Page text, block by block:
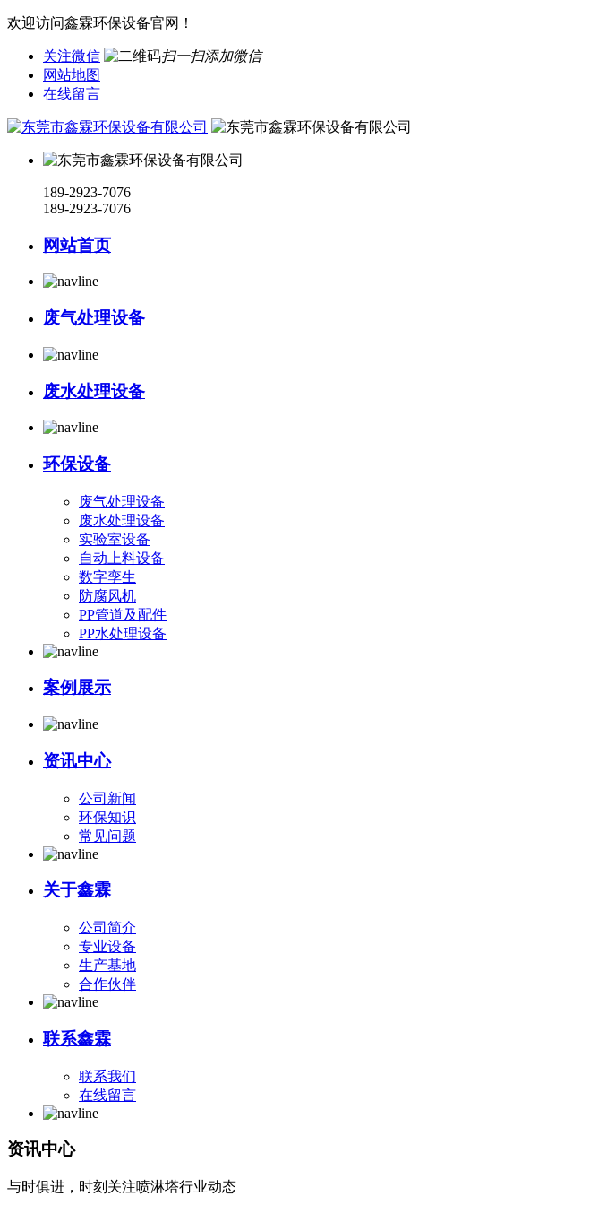
欢迎访问鑫霖环保设备官网！
关注微信
扫一扫添加微信
网站地图
在线留言
189-2923-7076
189-2923-7076
网站首页
废气处理设备
废水处理设备
环保设备
废气处理设备
废水处理设备
实验室设备
自动上料设备
数字孪生
防腐风机
PP管道及配件
PP水处理设备
案例展示
资讯中心
公司新闻
环保知识
常见问题
关于鑫霖
公司简介
专业设备
生产基地
合作伙伴
联系鑫霖
联系我们
在线留言
资讯中心
与时俱进，时刻关注喷淋塔行业动态